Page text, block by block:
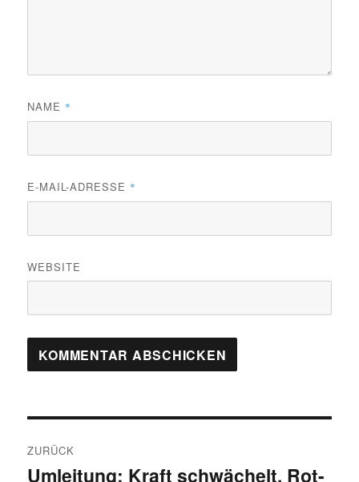
NAME *
E-MAIL-ADRESSE *
WEBSITE
ZURÜCK
Vorheriger
Umleitung: Kraft schwächelt, Rot-